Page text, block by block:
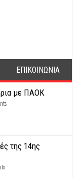
ΕΠΙΚΟΙΝΩΝΙΑ
με ΠΑΟΚ
της 14ης